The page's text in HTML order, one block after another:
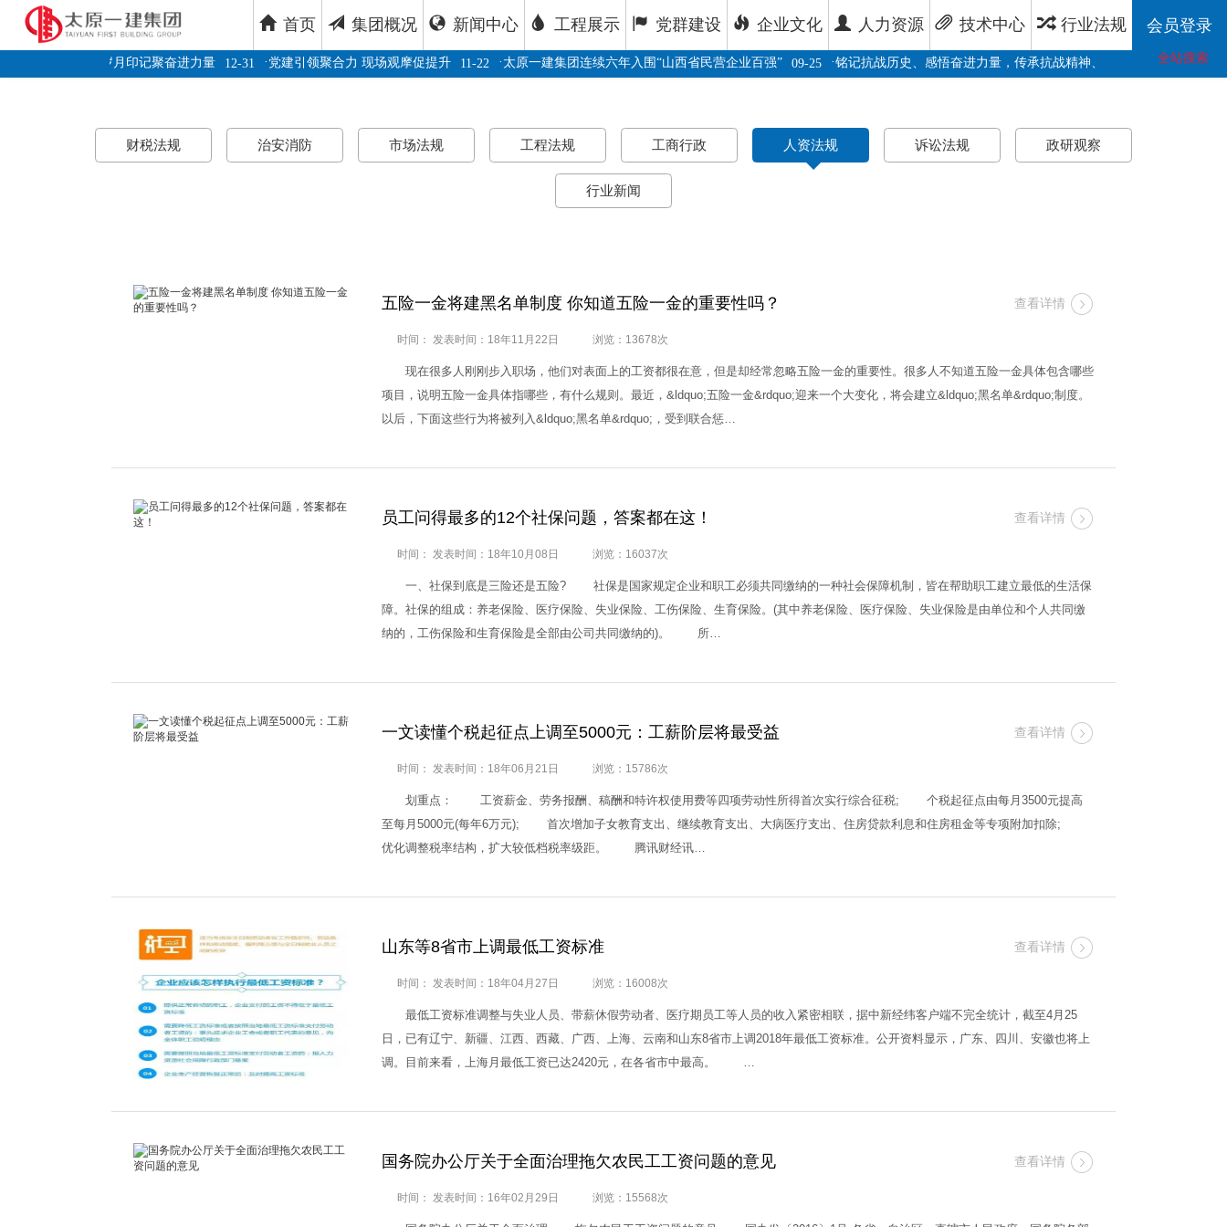
会员登录
首页 集团概况 新闻中心 工程展示 党群建设 企业文化 人力资源 技术中心 行业法规
12-31
凝岁月印记聚奋进力量 11-22
党建引领聚合力 现场观摩促提升 09-25
· 太原一建集团连续六年入围“山西省民营企业百强” · 铭记抗战历史、感悟奋进力量，传承抗战精神、铸就 ·太原一建
全站搜索
财税法规 治安消防 市场法规 工程法规 工商行政 人资法规 诉讼法规 政研观察
行业新闻
五险一金将建黑名单制度 你知道五险一金的重要性吗？
时间： 发表时间：18年11月22日 浏览：13678次
现在很多人刚刚步入职场，他们对表面上的工资都很在意，但是却经常忽略五险一金的重要性。很多人不知道五险一金具体包含哪些
项目，说明五险一金具体指哪些，有什么规则。最近，&ldquo;五险一金&rdquo;迎来一个大变化，将会建立&ldquo;黑名单&rdquo;制度。
以后，下面这些行为将被列入&ldquo;黑名单&rdquo;，受到联合惩…
查看详情
员工问得最多的12个社保问题，答案都在这！
时间： 发表时间：18年10月08日 浏览：16037次
一、社保到底是三险还是五险? 社保是国家规定企业和职工必须共同缴纳的一种社会保障机制，皆在帮助职工建立最低的生活保
障。社保的组成：养老保险、医疗保险、失业保险、工伤保险、生育保险。(其中养老保险、医疗保险、失业保险是由单位和个人共同缴
纳的，工伤保险和生育保险是全部由公司共同缴纳的)。 所…
查看详情
一文读懂个税起征点上调至5000元：工薪阶层将最受益
时间： 发表时间：18年06月21日 浏览：15786次
划重点： 工资薪金、劳务报酬、稿酬和特许权使用费等四项劳动性所得首次实行综合征税; 个税起征点由每月3500元提高
至每月5000元(每年6万元); 首次增加子女教育支出、继续教育支出、大病医疗支出、住房贷款利息和住房租金等专项附加扣除;
优化调整税率结构，扩大较低档税率级距。 腾讯财经讯…
查看详情
山东等8省市上调最低工资标准
时间： 发表时间：18年04月27日 浏览：16008次
最低工资标准调整与失业人员、带薪休假劳动者、医疗期员工等人员的收入紧密相联，据中新经纬客户端不完全统计，截至4月25
日，已有辽宁、新疆、江西、西藏、广西、上海、云南和山东8省市上调2018年最低工资标准。公开资料显示，广东、四川、安徽也将上
调。目前来看，上海月最低工资已达2420元，在各省市中最高。 …
查看详情
国务院办公厅关于全面治理拖欠农民工工资问题的意见
时间： 发表时间：16年02月29日 浏览：15568次
查看详情